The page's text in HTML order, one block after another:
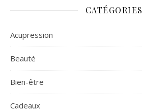
CATÉGORIES
Acupression
Beauté
Bien-être
Cadeaux